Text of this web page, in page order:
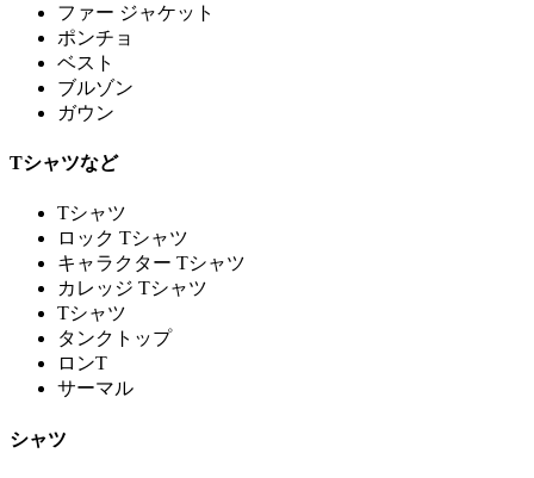
ファー ジャケット
ポンチョ
ベスト
ブルゾン
ガウン
Tシャツなど
Tシャツ
ロック Tシャツ
キャラクター Tシャツ
カレッジ Tシャツ
Tシャツ
タンクトップ
ロンT
サーマル
シャツ